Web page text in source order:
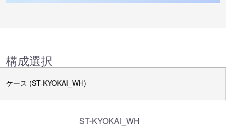
構成選択
ケース (ST-KYOKAI_WH)
ST-KYOKAI_WH